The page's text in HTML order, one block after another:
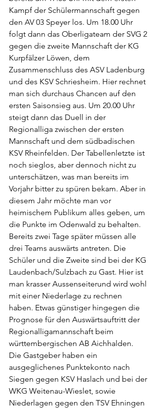
Kampf der Schülermannschaft gegen
den AV 03 Speyer los. Um 18.00 Uhr
folgt dann das Oberligateam der SVG 2
gegen die zweite Mannschaft der KG
Kurpfälzer Löwen, dem
Zusammenschluss des ASV Ladenburg
und des KSV Schriesheim. Hier rechnet
man sich durchaus Chancen auf den
ersten Saisonsieg aus. Um 20.00 Uhr
steigt dann das Duell in der
Regionalliga zwischen der ersten
Mannschaft und dem südbadischen
KSV Rheinfelden. Der Tabellenletzte ist
noch sieglos, aber dennoch nicht zu
unterschätzen, was man bereits im
Vorjahr bitter zu spüren bekam. Aber in
diesem Jahr möchte man vor
heimischem Publikum alles geben, um
die Punkte im Odenwald zu behalten.
Bereits zwei Tage später müssen alle
drei Teams auswärts antreten. Die
Schüler und die Zweite sind bei der KG
Laudenbach/Sulzbach zu Gast. Hier ist
man krasser Aussenseiterund wird wohl
mit einer Niederlage zu rechnen
haben. Etwas günstiger hingegen die
Prognose für den Auswärtsauftritt der
Regionalligamannschaft beim
württembergischen AB Aichhalden.
Die Gastgeber haben ein
ausgeglichenes Punktekonto nach
Siegen gegen KSV Haslach und bei der
WKG Weitenau-Wieslet, sowie
Niederlagen gegen den TSV Ehningen